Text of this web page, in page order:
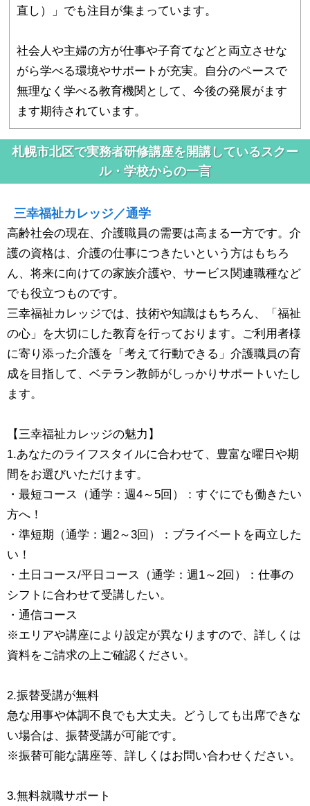
直し）」でも注目が集まっています。
社会人や主婦の方が仕事や子育てなどと両立させな
がら学べる環境やサポートが充実。自分のペースで
無理なく学べる教育機関として、今後の発展がます
ます期待されています。
札幌市北区で実務者研修講座を開講しているスクー
ル・学校からの一言
三幸福祉カレッジ／通学
高齢社会の現在、介護職員の需要は高まる一方です。介
護の資格は、介護の仕事につきたいという方はもちろ
ん、将来に向けての家族介護や、サービス関連職種など
でも役立つものです。
三幸福祉カレッジでは、技術や知識はもちろん、「福祉
の心」を大切にした教育を行っております。ご利用者様
に寄り添った介護を「考えて行動できる」介護職員の育
成を目指して、ベテラン教師がしっかりサポートいたし
ます。
【三幸福祉カレッジの魅力】
1.あなたのライフスタイルに合わせて、豊富な曜日や期
間をお選びいただけます。
・最短コース（通学：週4～5回）：すぐにでも働きたい
方へ！
・準短期（通学：週2～3回）：プライベートを両立した
い！
・土日コース/平日コース（通学：週1～2回）：仕事の
シフトに合わせて受講したい。
・通信コース
※エリアや講座により設定が異なりますので、詳しくは
資料をご請求の上ご確認ください。
2.振替受講が無料
急な用事や体調不良でも大丈夫。どうしても出席できな
い場合は、振替受講が可能です。
※振替可能な講座等、詳しくはお問い合わせください。
3.無料就職サポート